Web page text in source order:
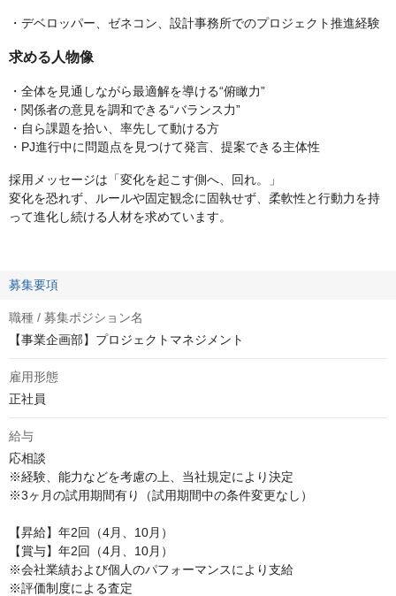
・デベロッパー、ゼネコン、設計事務所でのプロジェクト推進経験
求める人物像
・全体を見通しながら最適解を導ける“俯瞰力”
・関係者の意見を調和できる“バランス力”
・自ら課題を拾い、率先して動ける方
・PJ進行中に問題点を見つけて発言、提案できる主体性
採用メッセージは「変化を起こす側へ、回れ。」
変化を恐れず、ルールや固定観念に固執せず、柔軟性と行動力を持
って進化し続ける人材を求めています。
募集要項
職種 / 募集ポジション名
【事業企画部】プロジェクトマネジメント
雇用形態
正社員
給与
応相談
※経験、能力などを考慮の上、当社規定により決定
※3ヶ月の試用期間有り（試用期間中の条件変更なし）
【昇給】年2回（4月、10月）
【賞与】年2回（4月、10月）
※会社業績および個人のパフォーマンスにより支給
※評価制度による査定